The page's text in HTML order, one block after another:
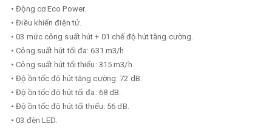
• Động cơ Eco Power.
• Điều khiển điện tử.
• 03 mức công suất hút + 01 chế độ hút tăng cường.
• Công suất hút tối đa: 631 m3/h
• Công suất hút tối thiểu: 315 m3/h
• Độ ồn tốc độ hút tăng cường: 72 dB.
• Độ ồn tốc độ hút tối đa: 68 dB.
• Độ ồn tốc độ hút tối thiểu: 56 dB.
• 03 đèn LED.